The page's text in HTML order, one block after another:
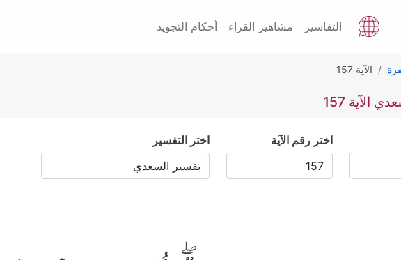
التفاسير مشاهير القراء أحكام التجويد
الآية 157
الآية 157
اختر رقم الآية اختر التفسير